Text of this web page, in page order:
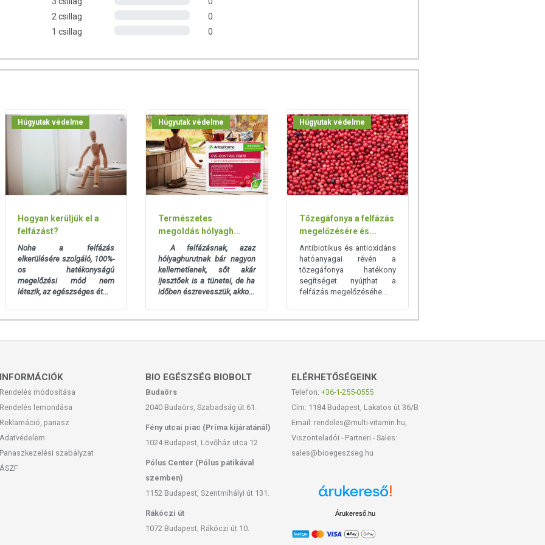
szerek (dikalcium-foszfát, mikrokristályos cellulóz,
(aszkorbinsav), savanyúságot szabályzó anyag (magnézium-
zsírsavak szacharóz-észterei), hordozó (polietilénglikol),
macrocarpon) gyümölcs 90%-os koncentrátum: 700 mg
feltüntetett időpontot.
helyen.
a termékek csomagolásán találják meg.
uniós szabályozás szerint élelmiszereknek minősülnek,
szolgálják, és koncentrált formában tartalmaznak
reklámozásuk során nem engedélyezett a készítményeknek
tulajdonítani. A termék nem helyettesíti a kiegyensúlyozott,
nem az orvosi kezelés helyettesítésére alkalmas! Betegség
Az ajánlott napi fogyasztási mennyiséget ne lépje túl!
2 csillag
0
1 csillag
0
Húgyutak védelme
Hogyan kerüljük el a
felfázást?
Noha a felfázás
elkerülésére szolgáló, 100%-
os hatékonyságú
megelőzési mód nem
létezik, az egészséges ét...
Húgyutak védelme
Természetes
megoldás hólyagh...
A felfázásnak, azaz
hólyaghurutnak bár nagyon
kellemetlenek, sőt akár
ijesztőek is a tünetei, de ha
időben észrevesszük, akko...
Húgyutak védelme
Tőzegáfonya a felfázás
megelőzésére és...
Antibiotikus és antioxidáns
hatóanyagai révén a
tőzegáfonya hatékony
segítséget nyújthat a
felfázás megelőzéséhe...
INFORMÁCIÓK
Rendelés módosítása
Rendelés lemondása
Reklamáció, panasz
Adatvédelem
Panaszkezelési szabályzat
ÁSZF
BIO EGÉSZSÉG BIOBOLT
Budaörs
2040 Budaörs, Szabadság út 61.
Fény utcai piac (Príma kijáratánál)
1024 Budapest, Lövőház utca 12.
Pólus Center (Pólus patikával
szemben)
1152 Budapest, Szentmihályi út 131.
Rákóczi út
1072 Budapest, Rákóczi út 10.
ELÉRHETŐSÉGEINK
Telefon: +36-1-255-0555
Cím: 1184 Budapest, Lakatos út 36/B
Email: rendeles@multi-vitamin.hu,
Viszonteladói - Partneri - Sales:
sales@bioegeszseg.hu
Árukereső.hu